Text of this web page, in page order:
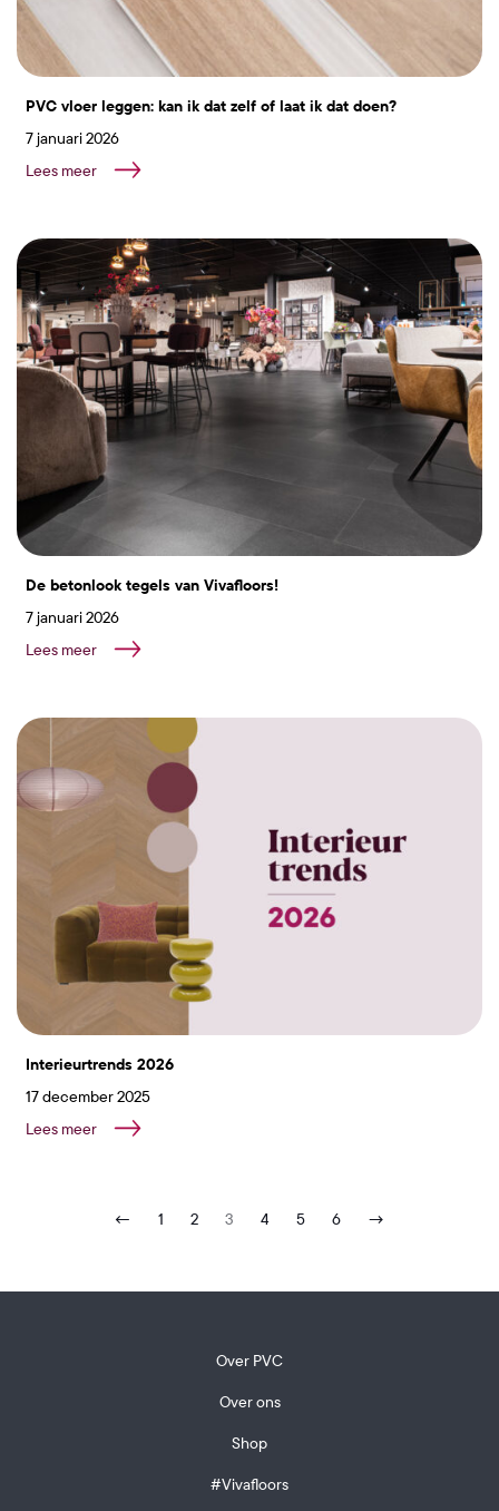
PVC vloer leggen: kan ik dat zelf of laat ik dat doen?
7 januari 2026
Lees meer
De betonlook tegels van Vivafloors!
7 januari 2026
Lees meer
Interieurtrends 2026
17 december 2025
Lees meer
← 1 2 3 4 5 6 →
Over PVC
Over ons
Shop
#Vivafloors